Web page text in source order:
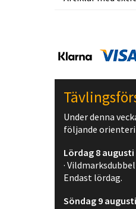
Under denna
följande
Lördag 8 augusti
·
Endast lördag.
Söndag 9 augusti